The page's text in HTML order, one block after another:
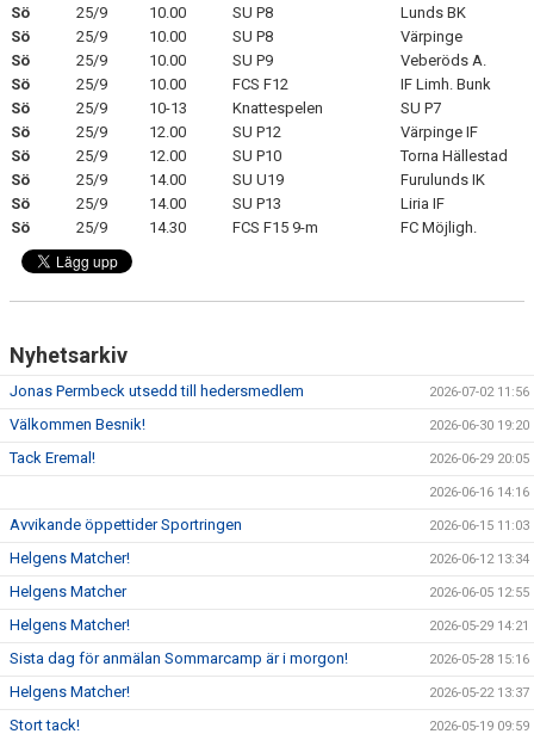
PARTNERS
OM SUFC
Sö 25/9 10.00 SU P8
Lunds BK
Sö
25/9 10.00 SU P8
Värpinge
Sö
25/9 10.00 SU P9
Veberöds A.
Sö
25/9 10.00 FCS F12
IF Limh. Bunk
Sö
25/9 10-13 Knattespelen
SU P7
Sö
25/9 12.00 SU P12
Värpinge IF
Sö
25/9 12.00 SU P10
Torna Hällestad
Sö
25/9 14.00 SU U19
Furulunds IK
Sö
25/9 14.00 SU P13
Liria IF
Sö
25/9 14.30 FCS F15 9-m FC Möjligh.
Nyhetsarkiv
Jonas Permbeck utsedd till hedersmedlem 2026-07-02 11:56
Välkommen Besnik! 2026-06-30 19:20
Tack Eremal! 2026-06-29 20:05
2026-06-16 14:16
Avvikande öppettider Sportringen 2026-06-15 11:03
Helgens Matcher! 2026-06-12 13:34
Helgens Matcher 2026-06-05 12:55
Helgens Matcher! 2026-05-29 14:21
Sista dag för anmälan Sommarcamp är i morgon! 2026-05-28 15:16
Helgens Matcher! 2026-05-22 13:37
Stort tack! 2026-05-19 09:59